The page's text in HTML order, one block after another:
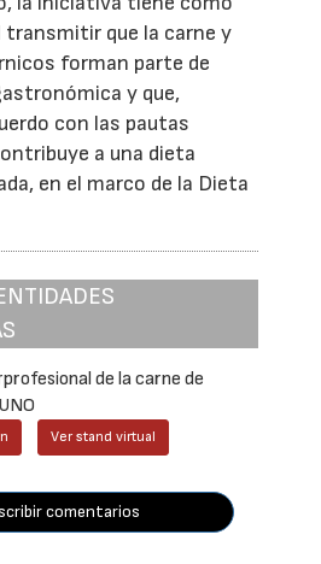
que la carne y
forman parte de
y que,
con las pautas
a una dieta
en el marco de la Dieta
de la carne de
Ver stand virtual
comentarios